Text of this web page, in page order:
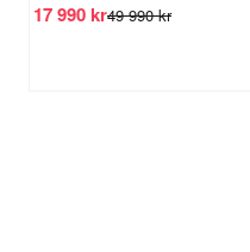
49 990 kr
17 990 kr